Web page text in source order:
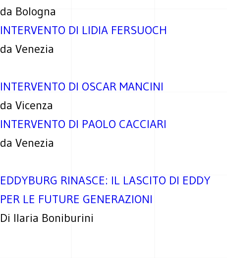
da Bologna
INTERVENTO DI LIDIA FERSUOCH
da Venezia
INTERVENTO DI OSCAR MANCINI
da Vicenza
INTERVENTO DI PAOLO CACCIARI
da Venezia
EDDYBURG RINASCE: IL LASCITO DI EDDY
PER LE FUTURE GENERAZIONI
Di Ilaria Boniburini